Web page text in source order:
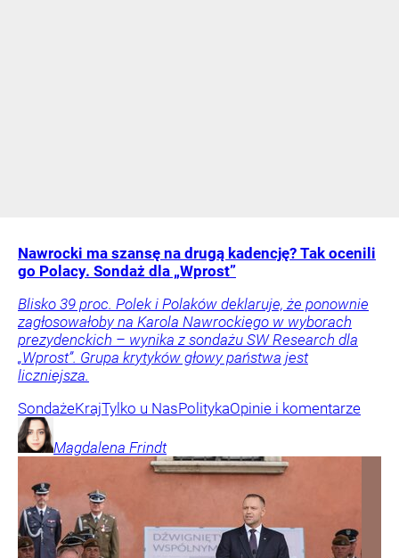
Nawrocki ma szansę na drugą kadencję? Tak ocenili
go Polacy. Sondaż dla „Wprost”
Blisko 39 proc. Polek i Polaków deklaruje, że ponownie
zagłosowałoby na Karola Nawrockiego w wyborach
prezydenckich – wynika z sondażu SW Research dla
„Wprost”. Grupa krytyków głowy państwa jest
liczniejsza.
SondażeKrajTylko u NasPolitykaOpinie i komentarze
Magdalena Frindt